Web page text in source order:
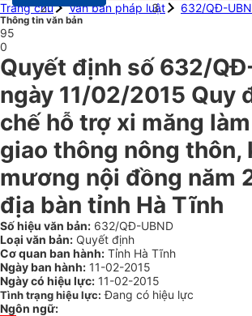
Trang chủ
Văn bản pháp luật 632/QĐ-
Thông tin văn bản
95
0
Quyết định số 632/
ngày 11/02/2015 Quy
chế hỗ trợ xi măng
giao thông nông thôn,
mương nội đồng năm
địa bàn tỉnh Hà Tĩnh
Số hiệu văn bản: 632/QĐ-UBND
Loại văn bản: Quyết định
Cơ quan ban hành: Tỉnh Hà Tĩnh
Ngày ban hành: 11-02-2015
Ngày có hiệu lực: 11-02-2015
Tình trạng hiệu lực: Đang có hiệu lực
Ngôn ngữ: